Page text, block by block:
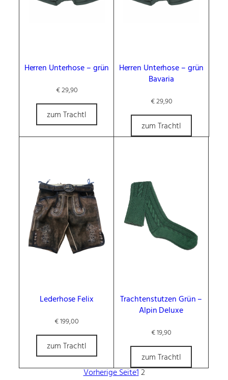
Herren Unterhose – grün
€29,90
zum Trachtl
Herren Unterhose – grün
Bavaria
€29,90
zum Trachtl
Lederhose Felix
€199,00
zum Trachtl
Trachtenstutzen Grün –
Alpin Deluxe
€19,90
zum Trachtl
Vorherige Seite12